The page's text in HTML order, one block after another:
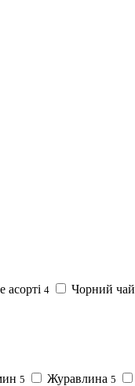
асорті 4 Чорний чай
5 Журавлина 5